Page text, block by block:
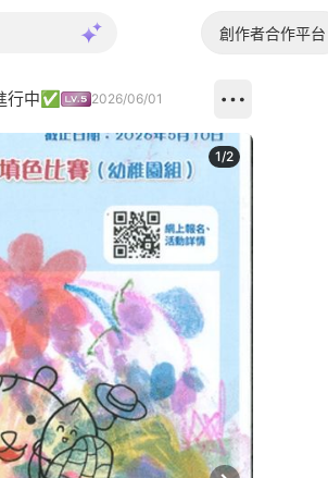
創作者合作平台
行中✅ 2026/06/01
1/2